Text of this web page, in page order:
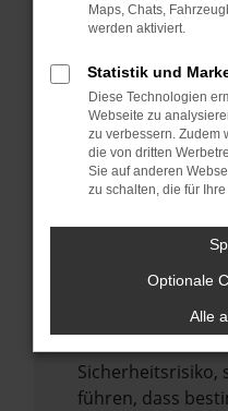
Prüfe deine
Manche
können das
verhindern.
anderen
Fenster?
Starte dein
vorübergehende
Betriebssystem
Veraltete
Sicherheitsrisiko,
führen, dass
Maps, Chats,
werden aktiviert.
Statistik und
Diese Technologien
Webseite zu
zu verbessern. Zudem
die von dritten
Sie auf anderen
zu schalten, die für
Optionale
Alle